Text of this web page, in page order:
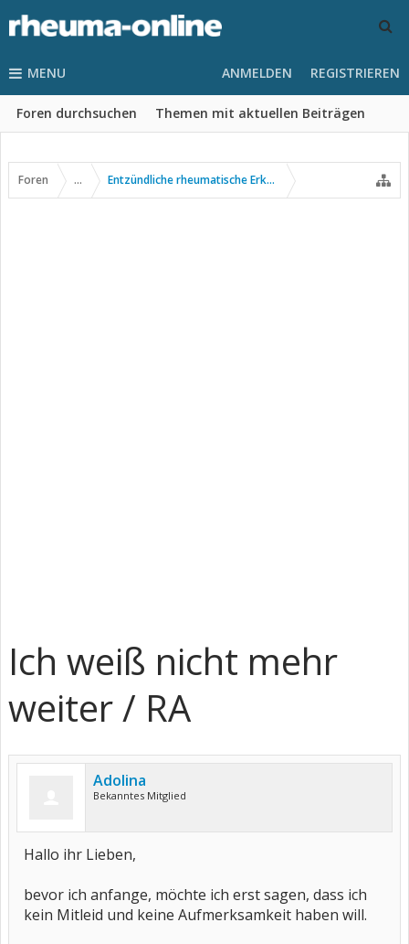
MENU
Foren durchsuchen Themen mit aktuellen Beiträgen
ANMELDEN REGISTRIEREN
Foren ... Entzündliche rheumatische Erkrankungen
Ich weiß nicht mehr
weiter / RA
Adolina
Bekanntes Mitglied
Hallo ihr Lieben,
bevor ich anfange, möchte ich erst sagen, dass ich
kein Mitleid und keine Aufmerksamkeit haben will.